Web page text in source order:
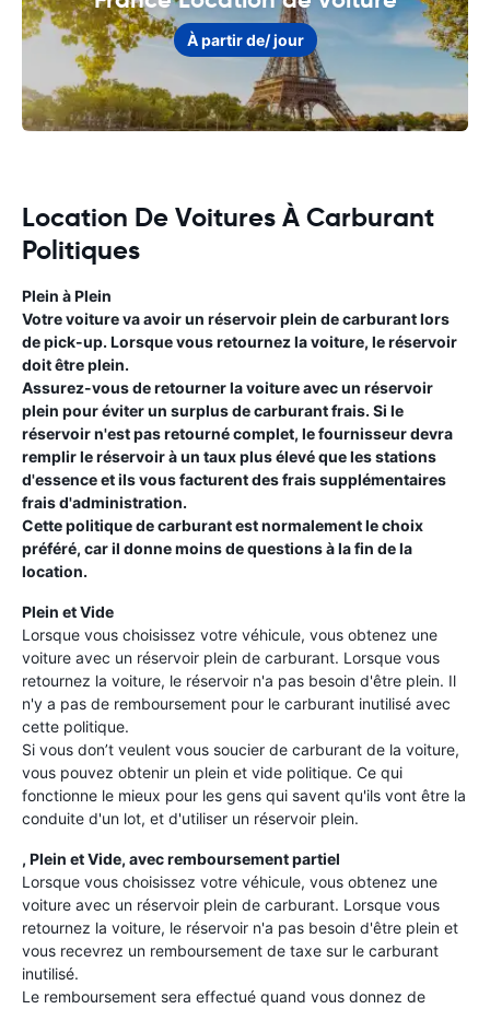
À partir de/ jour
Location De Voitures À Carburant
Politiques
Plein à Plein
Votre voiture va avoir un réservoir plein de carburant lors
de pick-up. Lorsque vous retournez la voiture, le réservoir
doit être plein.
Assurez-vous de retourner la voiture avec un réservoir
plein pour éviter un surplus de carburant frais. Si le
réservoir n'est pas retourné complet, le fournisseur devra
remplir le réservoir à un taux plus élevé que les stations
d'essence et ils vous facturent des frais supplémentaires
frais d'administration.
Cette politique de carburant est normalement le choix
préféré, car il donne moins de questions à la fin de la
location.
Plein et Vide
Lorsque vous choisissez votre véhicule, vous obtenez une
voiture avec un réservoir plein de carburant. Lorsque vous
retournez la voiture, le réservoir n'a pas besoin d'être plein. Il
n'y a pas de remboursement pour le carburant inutilisé avec
cette politique.
Si vous don’t veulent vous soucier de carburant de la voiture,
vous pouvez obtenir un plein et vide politique. Ce qui
fonctionne le mieux pour les gens qui savent qu'ils vont être la
conduite d'un lot, et d'utiliser un réservoir plein.
, Plein et Vide, avec remboursement partiel
Lorsque vous choisissez votre véhicule, vous obtenez une
voiture avec un réservoir plein de carburant. Lorsque vous
retournez la voiture, le réservoir n'a pas besoin d'être plein et
vous recevrez un remboursement de taxe sur le carburant
inutilisé.
Le remboursement sera effectué quand vous donnez de